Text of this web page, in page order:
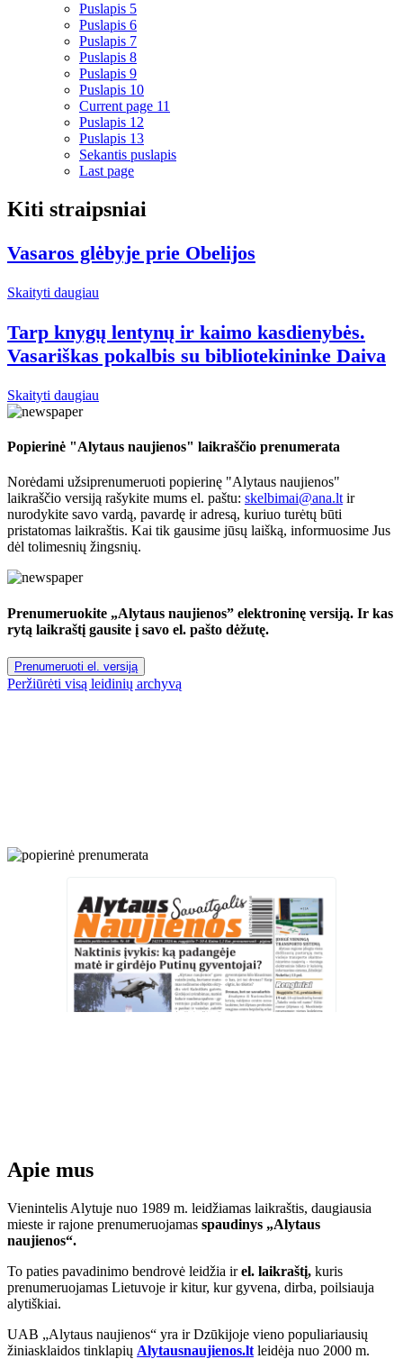
Puslapis 5
Puslapis 6
Puslapis 7
Puslapis 8
Puslapis 9
Puslapis 10
Current page 11
Puslapis 12
Puslapis 13
Sekantis puslapis
Last page
Kiti straipsniai
Vasaros glėbyje prie Obelijos
Skaityti daugiau
Tarp knygų lentynų ir kaimo kasdienybės.
Vasariškas pokalbis su bibliotekininke Daiva
Skaityti daugiau
Popierinė "Alytaus naujienos" laikraščio prenumerata
Norėdami užsiprenumeruoti popierinę "Alytaus naujienos"
laikraščio versiją rašykite mums el. paštu: skelbimai@ana.ltir
nurodykite savo vardą, pavardę ir adresą, kuriuo turėtų būti
pristatomas laikraštis. Kai tik gausime jūsų laišką, informuosime Jus
dėl tolimesnių žingsnių.
Prenumeruokite „Alytaus naujienos” elektroninę versiją. Ir kas
rytą laikraštį gausite į savo el. pašto dėžutę.
Prenumeruoti el. versiją
Peržiūrėti visą leidinių archyvą
Apie mus
Vienintelis Alytuje nuo 1989 m. leidžiamas laikraštis, daugiausia
mieste ir rajone prenumeruojamas spaudinys „Alytaus
naujienos“.
To paties pavadinimo bendrovė leidžia irel. laikraštį, kuris
prenumeruojamas Lietuvoje ir kitur, kur gyvena, dirba, poilsiauja
alytiškiai.
UAB „Alytaus naujienos“ yra ir Dzūkijoje vieno populiariausių
žiniasklaidos tinklapių Alytausnaujienos.lt leidėja nuo 2000 m.